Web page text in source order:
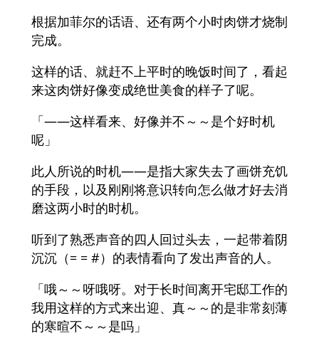
根据加菲尔的话语、还有两个小时肉饼才烧制
完成。
这样的话、就赶不上平时的晚饭时间了，看起
来这肉饼好像变成绝世美食的样子了呢。
「――这样看来、好像并不～～是个好时机
呢」
此人所说的时机——是指大家失去了画饼充饥
的手段，以及刚刚将意识转向怎么做才好去消
磨这两小时的时机。
听到了熟悉声音的四人回过头去，一起带着阴
沉沉（= = #）的表情看向了发出声音的人。
「哦～～呀哦呀。对于长时间离开宅邸工作的
我用这样的方式来出迎、真～～的是非常刻薄
的寒暄不～～是吗」